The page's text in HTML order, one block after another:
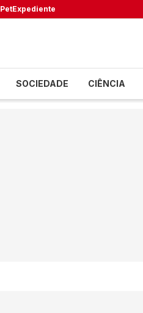
PetExpediente
SOCIEDADE CIÊNCIA